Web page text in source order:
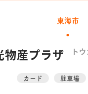
東海市
物産プラザ ト
カード 駐車場